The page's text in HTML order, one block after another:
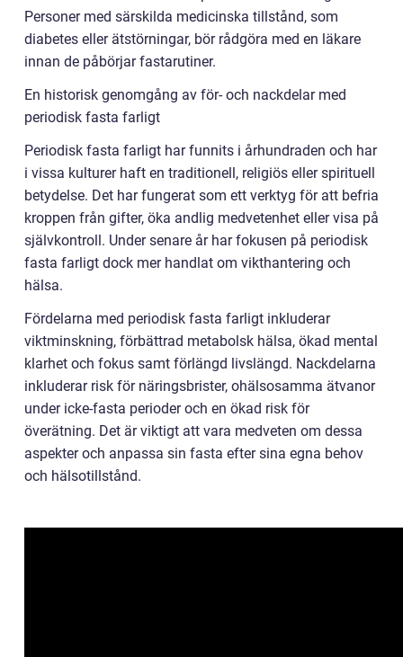
Personer med särskilda medicinska tillstånd, som
diabetes eller ätstörningar, bör rådgöra med en läkare
innan de påbörjar fastarutiner.
En historisk genomgång av för- och nackdelar med
periodisk fasta farligt
Periodisk fasta farligt har funnits i århundraden och har
i vissa kulturer haft en traditionell, religiös eller spirituell
betydelse. Det har fungerat som ett verktyg för att befria
kroppen från gifter, öka andlig medvetenhet eller visa på
självkontroll. Under senare år har fokusen på periodisk
fasta farligt dock mer handlat om vikthantering och
hälsa.
Fördelarna med periodisk fasta farligt inkluderar
viktminskning, förbättrad metabolsk hälsa, ökad mental
klarhet och fokus samt förlängd livslängd. Nackdelarna
inkluderar risk för näringsbrister, ohälsosamma ätvanor
under icke-fasta perioder och en ökad risk för
överätning. Det är viktigt att vara medveten om dessa
aspekter och anpassa sin fasta efter sina egna behov
och hälsotillstånd.